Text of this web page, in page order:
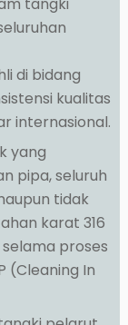
tangki
di bidang
kualitas
internasional.
yang
pipa, seluruh
tidak
karat 316
proses
(Cleaning In